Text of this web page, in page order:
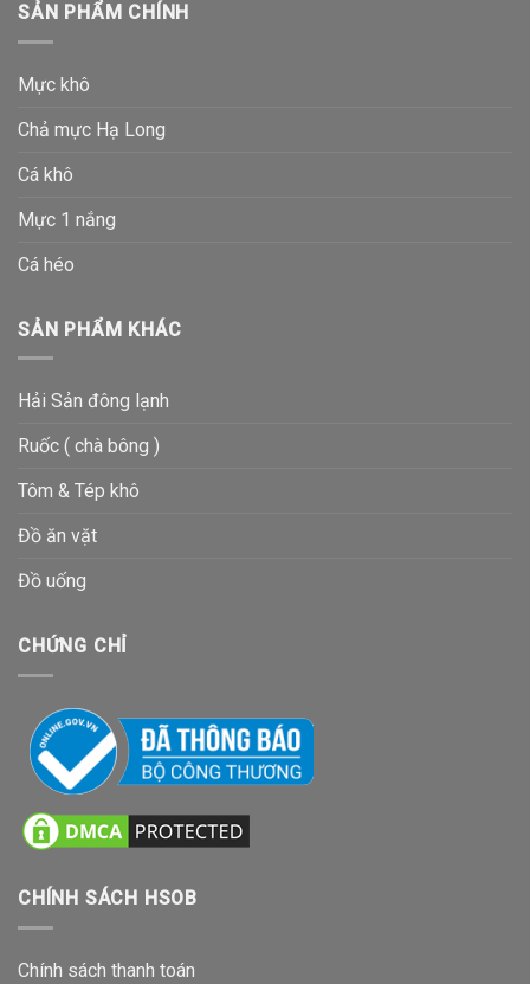
SẢN PHẨM CHÍNH
Mực khô
Chả mực Hạ Long
Cá khô
Mực 1 nắng
Cá héo
SẢN PHẨM KHÁC
Hải Sản đông lạnh
Ruốc ( chà bông )
Tôm & Tép khô
Đồ ăn vặt
Đồ uống
CHỨNG CHỈ
CHÍNH SÁCH HSOB
Chính sách thanh toán